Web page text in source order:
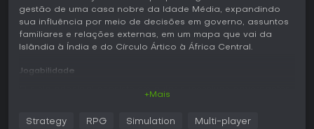
gestão de uma casa nobre da Idade Média, expandindo
sua influência por meio de decisões em governo, assuntos
familiares e relações externas, em um mapa que vai da
Islândia à Índia e do Círculo Ártico à África Central.
Jogabilidade
seleciona entre cinco estilos de vida para desenvolver o
+Mais
Strategy RPG Simulation Multi-player